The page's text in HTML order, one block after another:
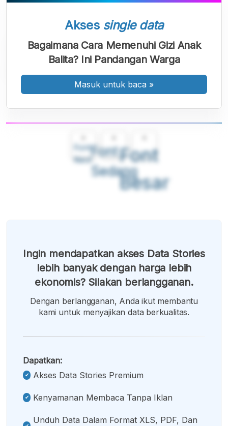
Font
Kecil
Font
Sedang
Font
Besar
Akses single data
Bagaimana Cara Memenuhi Gizi Anak
Balita? Ini Pandangan Warga
Masuk untuk baca »
Ingin mendapatkan akses Data Stories
lebih banyak dengan harga lebih
ekonomis? Silakan berlangganan.
Dengan berlangganan, Anda ikut membantu
kami untuk menyajikan data berkualitas.
Dapatkan:
Akses Data Stories Premium
Kenyamanan Membaca Tanpa Iklan
Unduh Data Dalam Format XLS, PDF, Dan